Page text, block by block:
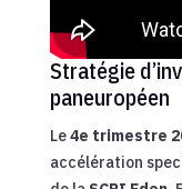
Stratégie
paneuropéen
Le4e trimestre
accélération